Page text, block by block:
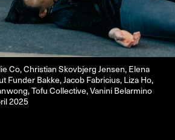
Co, Christian Skovbjerg Jensen, Elena
Funder Bakke, Jacob Fabricius, Liza Ho,
Tofu Collective, Vanini Belarmino
2025